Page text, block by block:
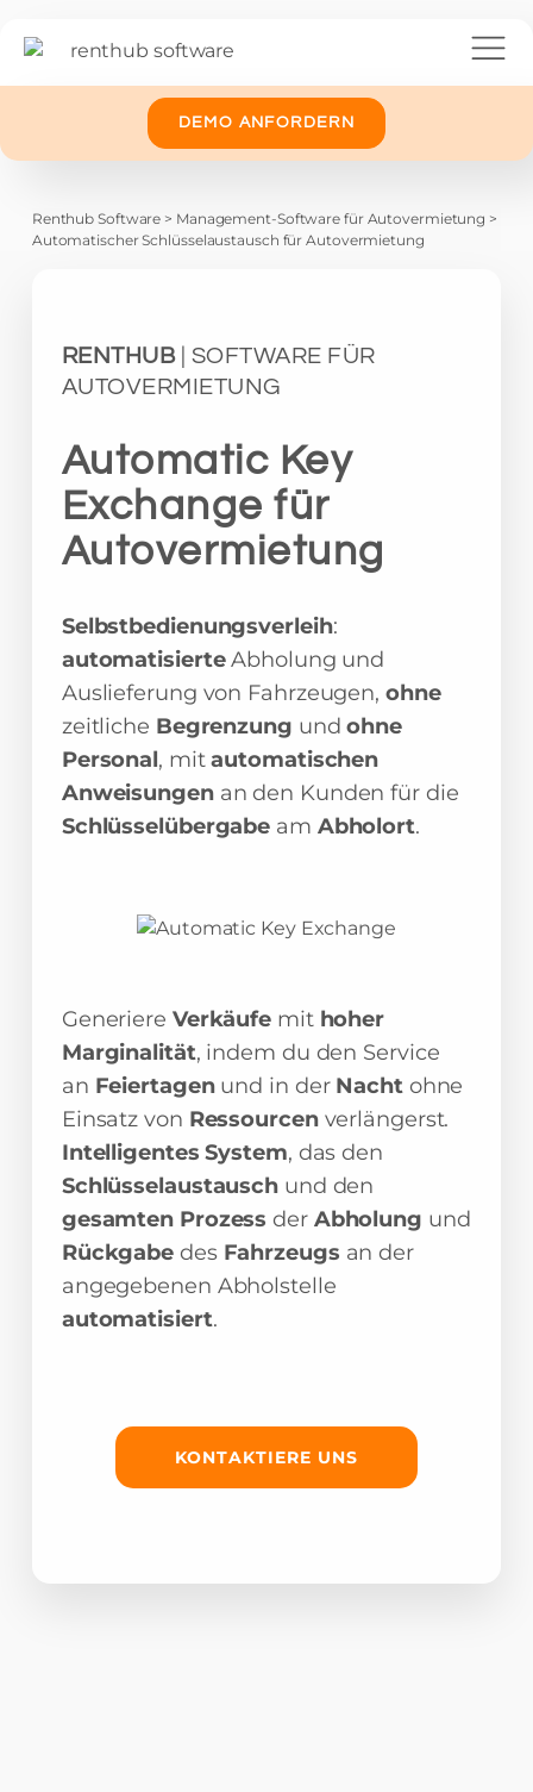
DEMO ANFORDERN
Renthub Software > Management-Software für Autovermietung >
Automatischer Schlüsselaustausch für Autovermietung
RENTHUB| SOFTWARE FÜR
AUTOVERMIETUNG
Automatic Key
Exchange für
Autovermietung
Selbstbedienungsverleih:
automatisierteAbholung und
Auslieferung von Fahrzeugen, ohne
zeitliche Begrenzung undohne
Personal, mitautomatischen
Anweisungen an den Kunden für die
Schlüsselübergabe am Abholort.
Generiere Verkäufe mit hoher
Marginalität, indem du den Service
an Feiertagen und in der Nacht ohne
Einsatz von Ressourcen verlängerst.
Intelligentes System, das den
Schlüsselaustausch und den
gesamten Prozessder Abholung und
Rückgabe des Fahrzeugs an der
angegebenen Abholstelle
automatisiert.
KONTAKTIERE UNS